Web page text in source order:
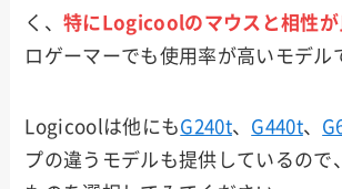
く、特にLogicoolのマウスと相性が
ロゲーマーでも使用率が高いモデル
Logicoolは他にもG240t、 G440t、
プの違うモデルも提供しているので